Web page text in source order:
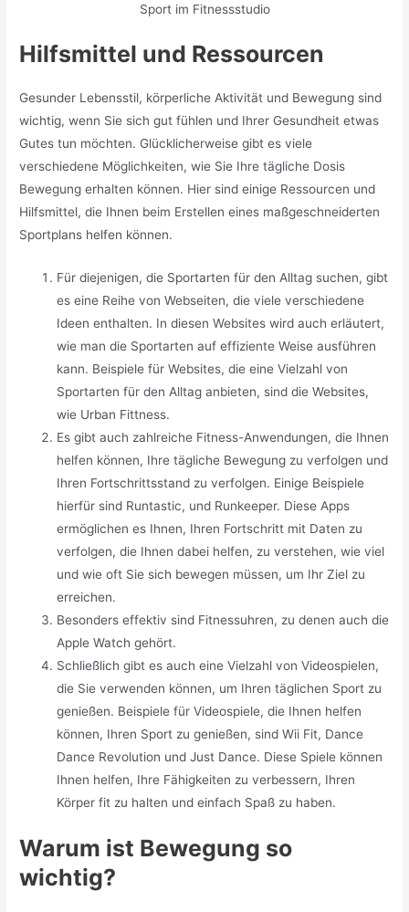
Sport im Fitnessstudio
Hilfsmittel und Ressourcen
Gesunder Lebensstil, körperliche Aktivität und Bewegung sind
wichtig, wenn Sie sich gut fühlen und Ihrer Gesundheit etwas
Gutes tun möchten. Glücklicherweise gibt es viele
verschiedene Möglichkeiten, wie Sie Ihre tägliche Dosis
Bewegung erhalten können. Hier sind einige Ressourcen und
Hilfsmittel, die Ihnen beim Erstellen eines maßgeschneiderten
Sportplans helfen können.
Für diejenigen, die Sportarten für den Alltag suchen, gibt
es eine Reihe von Webseiten, die viele verschiedene
Ideen enthalten. In diesen Websites wird auch erläutert,
wie man die Sportarten auf effiziente Weise ausführen
kann. Beispiele für Websites, die eine Vielzahl von
Sportarten für den Alltag anbieten, sind die Websites,
wie Urban Fittness.
Es gibt auch zahlreiche Fitness-Anwendungen, die Ihnen
helfen können, Ihre tägliche Bewegung zu verfolgen und
Ihren Fortschrittsstand zu verfolgen. Einige Beispiele
hierfür sind Runtastic, und Runkeeper. Diese Apps
ermöglichen es Ihnen, Ihren Fortschritt mit Daten zu
verfolgen, die Ihnen dabei helfen, zu verstehen, wie viel
und wie oft Sie sich bewegen müssen, um Ihr Ziel zu
erreichen.
Besonders effektiv sind Fitnessuhren, zu denen auch die
Apple Watch gehört.
Schließlich gibt es auch eine Vielzahl von Videospielen,
die Sie verwenden können, um Ihren täglichen Sport zu
genießen. Beispiele für Videospiele, die Ihnen helfen
können, Ihren Sport zu genießen, sind Wii Fit, Dance
Dance Revolution und Just Dance. Diese Spiele können
Ihnen helfen, Ihre Fähigkeiten zu verbessern, Ihren
Körper fit zu halten und einfach Spaß zu haben.
Warum ist Bewegung so
wichtig?